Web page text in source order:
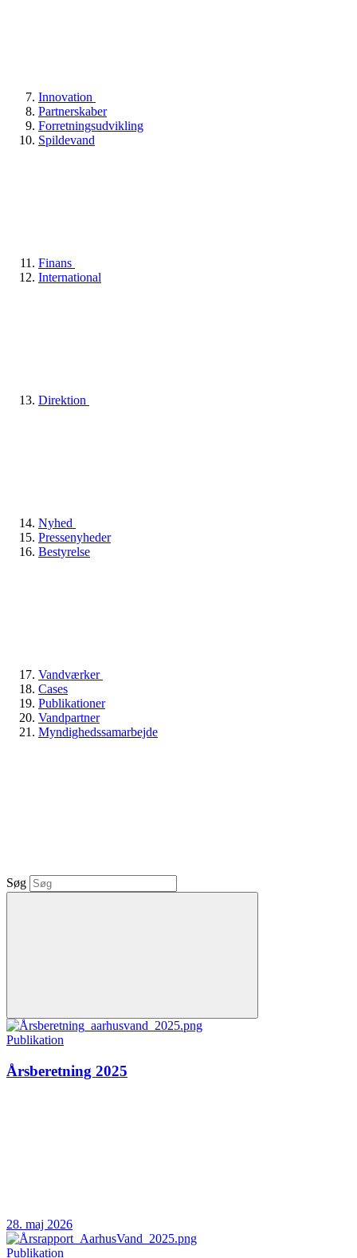
Innovation
Partnerskaber
Forretningsudvikling
Spildevand
Finans
International
Direktion
Nyhed
Pressenyheder
Bestyrelse
Vandværker
Cases
Publikationer
Vandpartner
Myndighedssamarbejde
Søg
Publikation
Årsberetning 2025
28. maj 2026
Publikation